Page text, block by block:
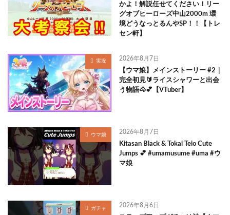
かよ！解説任せてください！リー
グオブヒーローズ中山2000m 環
境どうなっとるんやSP！！【トレ
セン軒】
実況 2026年8月7日
【ウマ娘】メインストーリー #2｜
完全初見🔰ライスシャワーと出会
う物語🐴💕【VTuber】
ウマ娘 2026年8月7日
Kitasan Black & Tokai Teio Cute
Jumps 💕 #umamusume #uma #ウ
マ娘
ガチャ 2026年8月6日